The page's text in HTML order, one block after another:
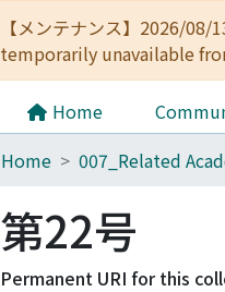
【メンテナンス】2026/
temporarily unavailable
Home
Home
第22号
Permanent URI for this